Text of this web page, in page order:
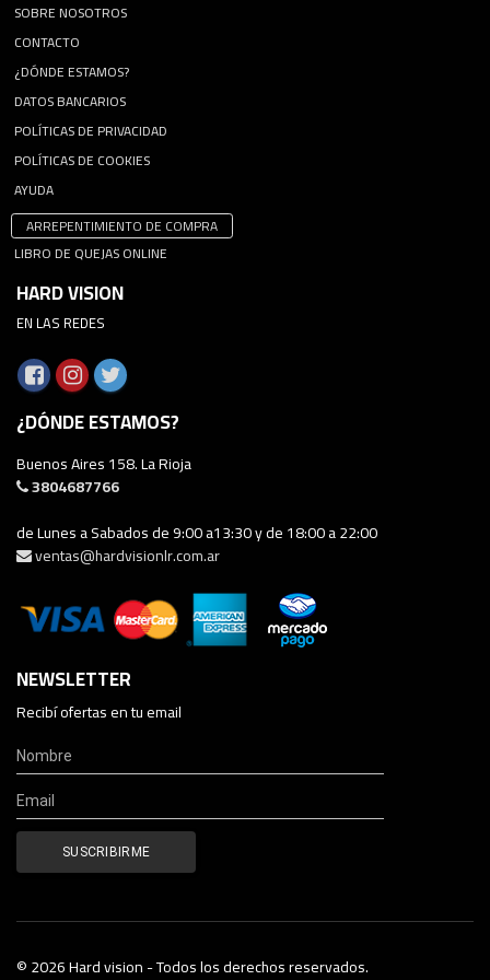
SOBRE NOSOTROS
CONTACTO
¿DÓNDE ESTAMOS?
DATOS BANCARIOS
POLÍTICAS DE PRIVACIDAD
POLÍTICAS DE COOKIES
AYUDA
ARREPENTIMIENTO DE COMPRA
LIBRO DE QUEJAS ONLINE
HARD VISION
EN LAS REDES
¿DÓNDE ESTAMOS?
Buenos Aires 158. La Rioja
3804687766
de Lunes a Sabados de 9:00 a13:30 y de 18:00 a 22:00
ventas@hardvisionlr.com.ar
NEWSLETTER
Recibí ofertas en tu email
© 2026 Hard vision - Todos los derechos reservados.